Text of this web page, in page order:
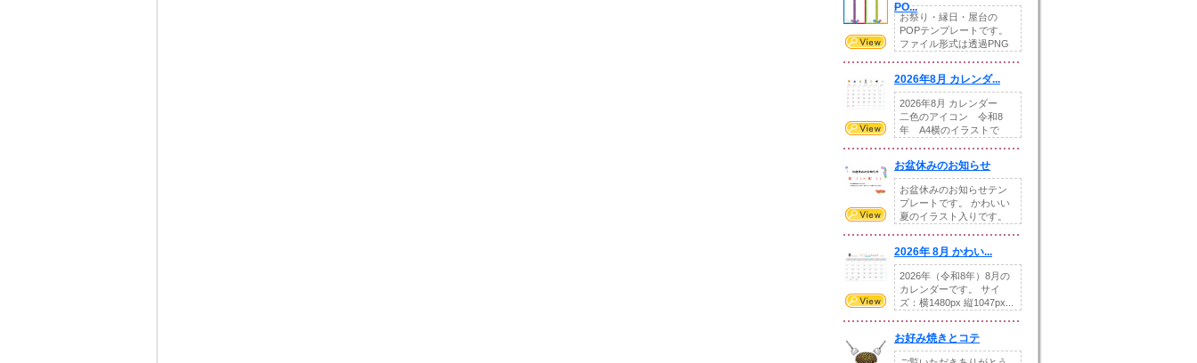
PO...
お祭り・縁日・屋台の
POPテンプレートです。
ファイル形式は透過PNG
2026年8月 カレンダ...
2026年8月 カレンダー
二色のアイコン 令和8
年 A4横のイラストで
お盆休みのお知らせ
お盆休みのお知らせテン
プレートです。 かわいい
夏のイラスト入りです。
2026年 8月 かわい...
2026年（令和8年）8月の
カレンダーです。 サイ
ズ：横1480px 縦1047px...
お好み焼きとコテ